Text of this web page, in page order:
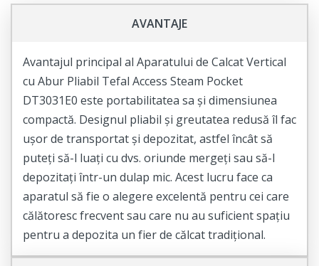
pe care o face acest aparat pentru dvs.!
AVANTAJE
Avantajul principal al Aparatului de Calcat Vertical
cu Abur Pliabil Tefal Access Steam Pocket
DT3031E0 este portabilitatea sa și dimensiunea
compactă. Designul pliabil și greutatea redusă îl fac
ușor de transportat și depozitat, astfel încât să
puteți să-l luați cu dvs. oriunde mergeți sau să-l
depozitați într-un dulap mic. Acest lucru face ca
aparatul să fie o alegere excelentă pentru cei care
călătoresc frecvent sau care nu au suficient spațiu
pentru a depozita un fier de călcat tradițional.